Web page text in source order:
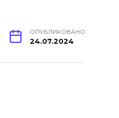
ОПУБЛИКОВАНО
24.07.2024